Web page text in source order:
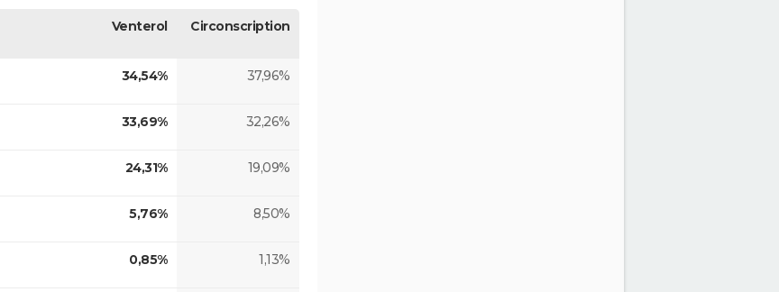
Venterol Circonscription
34,54% 37,96%
33,69% 32,26%
24,31% 19,09%
5,76% 8,50%
0,85% 1,13%